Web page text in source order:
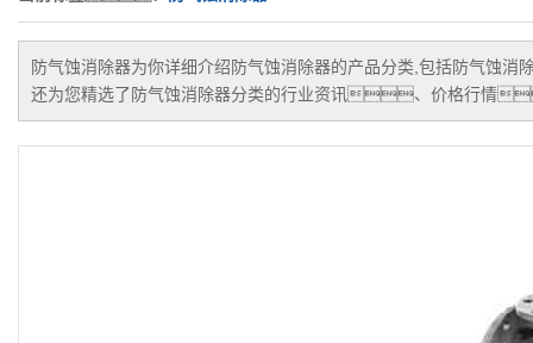
防气蚀消除器为你详细介绍防气蚀消除器的产品分类,包括防气蚀消
还为您精选了 防气蚀消除器分类的行业资讯、价格行情